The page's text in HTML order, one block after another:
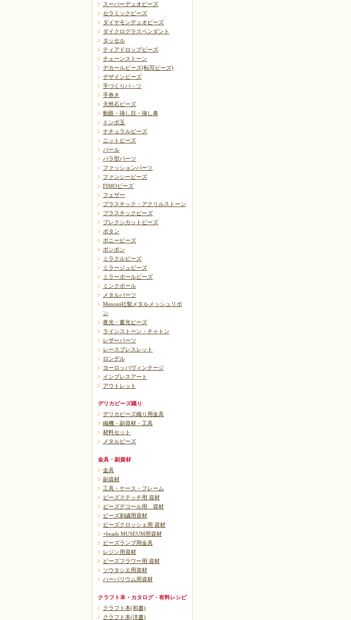
スーパーデュオビーズ
セラミックビーズ
ダイヤモンデュオビーズ
ダイクログラスペンダント
タッセル
ティアドロップビーズ
チェーンストーン
デカールビーズ(転写ビーズ)
デザインビーズ
手づくりパ－ツ
手巻き
天然石ビーズ
動眼・挿し目・挿し鼻
トンボ玉
ナチュラルビーズ
ニットビーズ
パール
バラ型パーツ
ファッションパーツ
ファンシービーズ
FIMOビーズ
フェザー
プラスチック・アクリルストーン
プラスチックビーズ
プレクシカットビーズ
ボタン
ポニービーズ
ポンポン
ミラクルビーズ
ミラージュビーズ
ミラーボールビーズ
ミンクボール
メタルパーツ
Menoni社製メタルメッシュリボ
ン
夜光・蓄光ビーズ
ラインストーン・チャトン
レザーパーツ
レースブレスレット
ロンデル
ヨーロッパヴィンテージ
インプレスアート
アウトレット
デリカビーズ織り
デリカビーズ織り用金具
織機・副資材・工具
材料セット
メタルビーズ
金具・副資材
金具
副資材
工具・ケース・フレーム
ビーズステッチ用 資材
ビーズデコール用 資材
ビーズ刺繍用資材
ビーズクロッシェ用 資材
+beads MUSEUM用資材
ビーズランプ用金具
レジン用資材
ビーズフラワー用 資材
ソウタシエ用資材
ハーバリウム用資材
クラフト本・カタログ・有料レシピ
クラフト本(和書)
クラフト本(洋書)